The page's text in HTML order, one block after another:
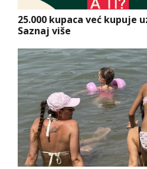
25.000 kupaca već kupuje
Saznaj više